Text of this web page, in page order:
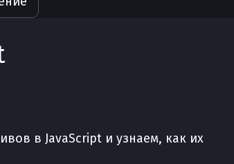
в JavaScript и узнаем, как их